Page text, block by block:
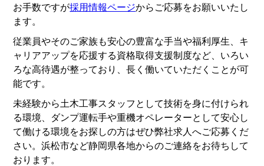
お手数ですが採用情報ページからご応募をお願いいたし
ます。
従業員やそのご家族も安心の豊富な手当や福利厚生、キ
ャリアアップを応援する資格取得支援制度など、いろい
ろな高待遇が整っており、長く働いていただくことが可
能です。
未経験から土木工事スタッフとして技術を身に付けられ
る環境、ダンプ運転手や重機オペレーターとして安心し
て働ける環境をお探しの方はぜひ弊社求人へご応募くだ
さい。浜松市など静岡県各地からのご連絡をお待ちして
おります。